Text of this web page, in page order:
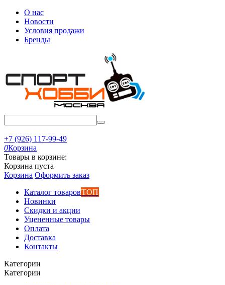
О нас
Новости
Условия продажи
Бренды
+7 (926) 117-99-49
0Корзина
Товары в корзине:
Корзина пуста
Корзина Оформить заказ
Каталог товаровТОП
Новинки
Скидки и акции
Уцененные товары
Оплата
Доставка
Контакты
Категории
Категории